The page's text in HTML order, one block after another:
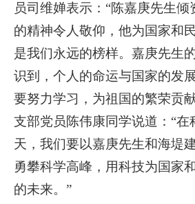
员司维婵表示：“陈嘉庚先生
的精神令人敬仰，他为国家和
是我们永远的榜样。嘉庚先生
识到，个人的命运与国家的发
要努力学习，为祖国的繁荣贡
支部党员陈伟康同学说道：“在
天，我们要以嘉庚先生和海堤
勇攀科学高峰，用科技为国家
的未来。”